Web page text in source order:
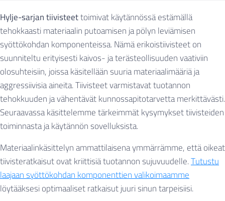
Hylje-sarjan tiivisteettoimivat käytännössä estämällä
tehokkaasti materiaalin putoamisen ja pölyn leviämisen
syöttökohdan komponenteissa. Nämä erikoistiivisteet on
suunniteltu erityisesti kaivos- ja terästeollisuuden vaativiin
olosuhteisiin, joissa käsitellään suuria materiaalimääriä ja
aggressiivisia aineita. Tiivisteet varmistavat tuotannon
tehokkuuden ja vähentävät kunnossapitotarvetta merkittävästi.
Seuraavassa käsittelemme tärkeimmät kysymykset tiivisteiden
toiminnasta ja käytännön sovelluksista.
Materiaalinkäsittelyn ammattilaisena ymmärrämme, että oikeat
tiivisteratkaisut ovat kriittisiä tuotannon sujuvuudelle.Tutustu
laajaan syöttökohdan komponenttien valikoimaamme
löytääksesi optimaaliset ratkaisut juuri sinun tarpeisiisi.